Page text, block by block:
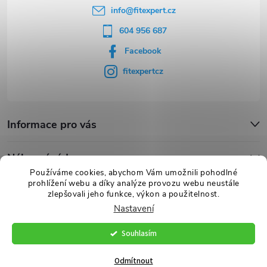
Používáme cookies, abychom Vám umožnili pohodlné
prohlížení webu a díky analýze provozu webu neustále
zlepšovali jeho funkce, výkon a použitelnost.
Nastavení
Odmítnout
Souhlasím
info@fitexpert.cz
604 956 687
Facebook
fitexpertcz
Informace pro vás
Nákupní rádce
Novinky
Vytvořil Shoptet Premium
FITexpert.cz. Všechna práva vyhrazena.